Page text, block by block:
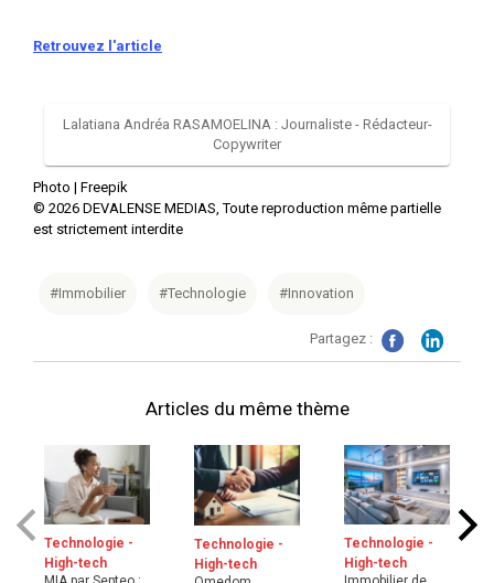
Retrouvez l'article
Lalatiana Andréa RASAMOELINA : Journaliste - Rédacteur-
Copywriter
Photo | Freepik
© 2026 DEVALENSE MEDIAS, Toute reproduction même partielle
est strictement interdite
#Immobilier #Technologie #Innovation
Partagez :
Articles du même thème
Technologie -
High-tech
Technologie -
High-tech
Technologie -
High-tech